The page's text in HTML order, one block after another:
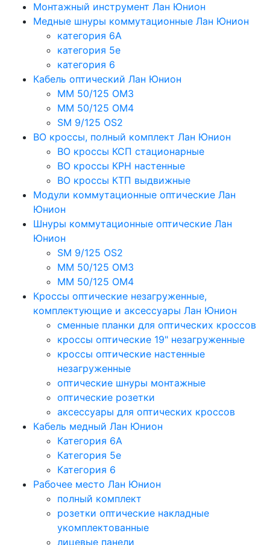
Монтажный инструмент Лан Юнион
Медные шнуры коммутационные Лан Юнион
категория 6A
категория 5e
категория 6
Кабель оптический Лан Юнион
MM 50/125 OM3
MM 50/125 OM4
SM 9/125 OS2
ВО кроссы, полный комплект Лан Юнион
ВО кроссы КСП стационарные
ВО кроссы КРН настенные
ВО кроссы КТП выдвижные
Модули коммутационные оптические Лан
Юнион
Шнуры коммутационные оптические Лан
Юнион
SM 9/125 OS2
MM 50/125 OM3
MM 50/125 OM4
Кроссы оптические незагруженные,
комплектующие и аксессуары Лан Юнион
сменные планки для оптических кроссов
кроссы оптические 19" незагруженные
кроссы оптические настенные
незагруженные
оптические шнуры монтажные
оптические розетки
аксессуары для оптических кроссов
Кабель медный Лан Юнион
Категория 6A
Категория 5e
Категория 6
Рабочее место Лан Юнион
полный комплект
розетки оптические накладные
укомплектованные
лицевые панели